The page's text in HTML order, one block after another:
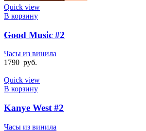
Quick view
В корзину
Good Music #2
Часы из винила
1790 руб.
Quick view
В корзину
Kanye West #2
Часы из винила